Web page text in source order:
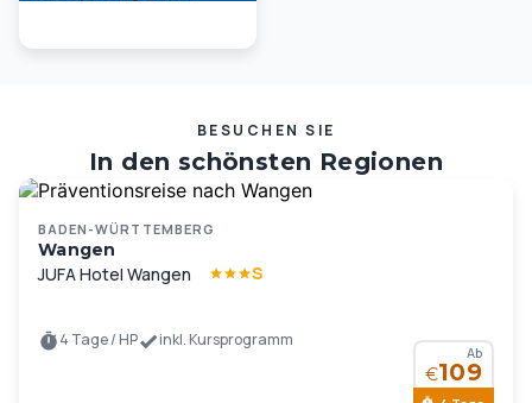
BESUCHEN SIE
In den schönsten Regionen
Deutschlands und Europas …
Ab
€109
BADEN-WÜRTTEMBERG
Wangen
JUFA Hotel Wangen S
4 Tage / HP inkl. Kursprogramm